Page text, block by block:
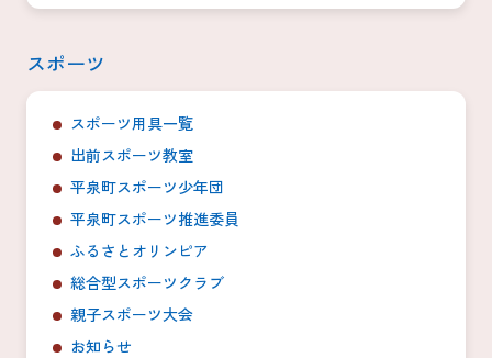
スポーツ
スポーツ用具一覧
出前スポーツ教室
平泉町スポーツ少年団
平泉町スポーツ推進委員
ふるさとオリンピア
総合型スポーツクラブ
親子スポーツ大会
お知らせ